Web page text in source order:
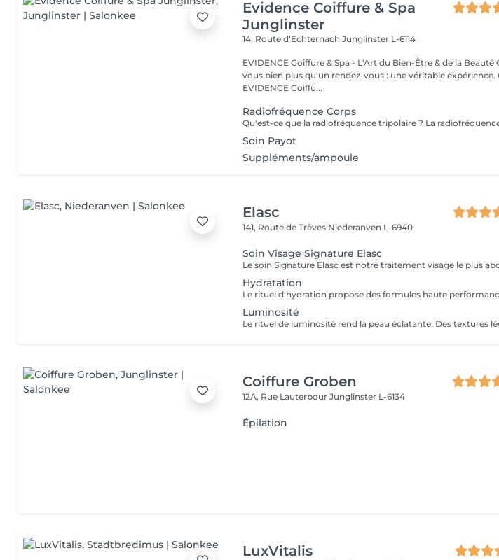
Evidence Coiffure & Spa
Junglinster
14, Route d‘EchternachJunglinster L-6114
EVIDENCE Coiffure & Spa - L'Art du Bien-Être & de la Beauté Offrez-
vous bien plus qu'un rendez-vous : une véritable expérience. Chez
EVIDENCE Coiffu...
Radiofréquence Corps
Soin Payot
Suppléments/ampoule
Elasc
141, Route de Trèves Niederanven L-6940
Soin Visage Signature Elasc
Hydratation
Luminosité
Coiffure Groben
12A, Rue LauterbourJunglinster L-6134
Épilation
LuxVitalis